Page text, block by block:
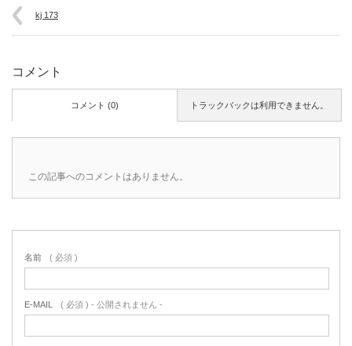
kj 173
コメント
トラックバックは利用できません。
コメント (0)
この記事へのコメントはありません。
名前 ( 必須 )
E-MAIL ( 必須 ) - 公開されません -